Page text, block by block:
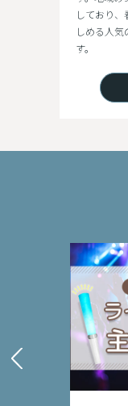
しており
しめる人
す。